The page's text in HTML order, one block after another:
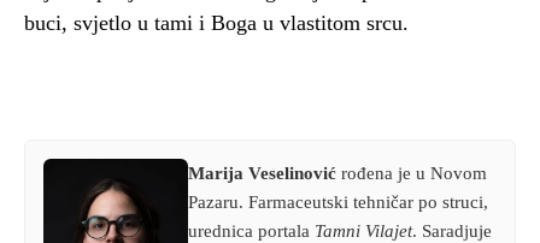
buci, svjetlo u tami i Boga u vlastitom srcu.
Marija Veselinović rođena je u Novom
Pazaru. Farmaceutski tehničar po struci,
urednica portala Tamni Vilajet. Saradjuje